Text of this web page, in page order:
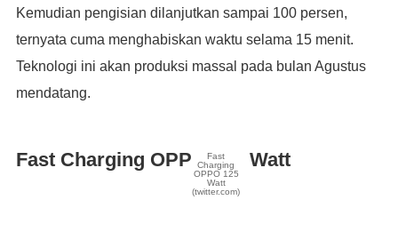
Kemudian pengisian dilanjutkan sampai 100 persen,
ternyata cuma menghabiskan waktu selama 15 menit.
Teknologi ini akan produksi massal pada bulan Agustus
mendatang.
Fast Charging OPPO 125 Watt
Fast
Charging
OPPO 125
Watt
(twitter.com)